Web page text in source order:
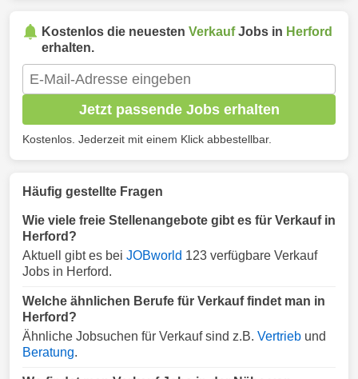
Kostenlos die neuesten VerkaufJobs in Herford
erhalten.
Jetzt passende Jobs erhalten
Kostenlos. Jederzeit mit einem Klick abbestellbar.
Häufig gestellte Fragen
Wie viele freie Stellenangebote gibt es für Verkauf in
Herford?
Aktuell gibt es bei JOBworld 123 verfügbare Verkauf
Jobs in Herford.
Welche ähnlichen Berufe für Verkauf findet man in
Herford?
Ähnliche Jobsuchen für Verkauf sind z.B. Vertrieb und
Beratung.